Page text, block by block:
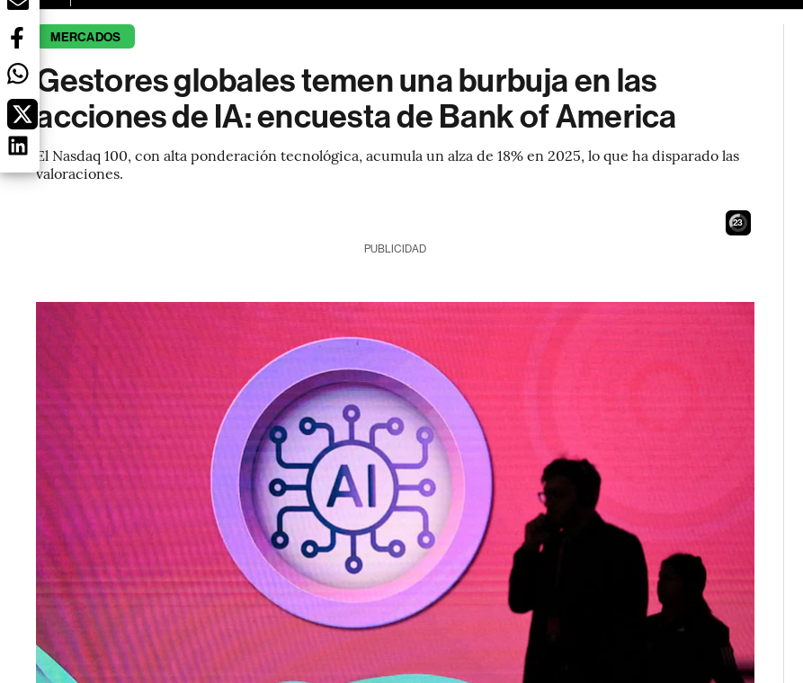
MERCADOS
Gestores globales temen una burbuja en las
acciones de IA: encuesta de Bank of America
El Nasdaq 100, con alta ponderación tecnológica, acumula un alza de 18% en 2025, lo que ha disparado las
valoraciones.
21
PUBLICIDAD